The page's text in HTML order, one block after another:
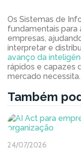
Os Sistemas de
fundamentais para
empresas,
interpretar e
avanço da
rápidos e capazes
mercado necessita.
Também
24/07/2026